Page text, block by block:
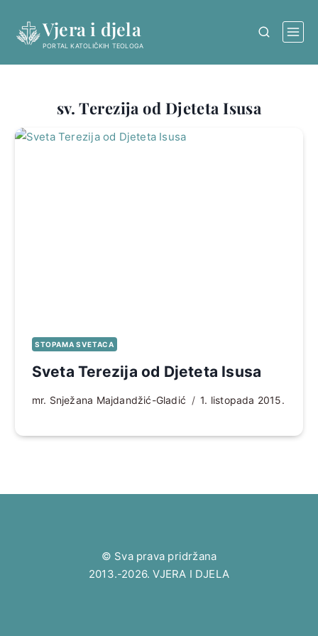
content
Vjera i djela
PORTAL KATOLIČKIH TEOLOGA
sv. Terezija od Djeteta Isusa
STOPAMA SVETACA
Sveta Terezija od Djeteta Isusa
mr. Snježana Majdandžić-Gladić 1. listopada 2015.
© Sva prava pridržana
2013.-2026. VJERA I DJELA